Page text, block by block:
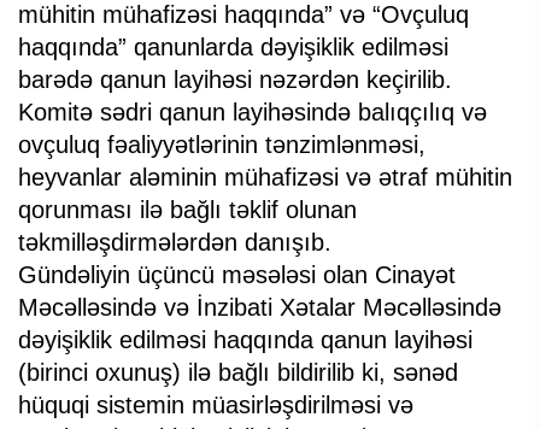
mühitin mühafizəsi haqqında” və “Ovçuluq
haqqında” qanunlarda dəyişiklik edilməsi
barədə qanun layihəsi nəzərdən keçirilib.
Komitə sədri qanun layihəsində balıqçılıq və
ovçuluq fəaliyyətlərinin tənzimlənməsi,
heyvanlar aləminin mühafizəsi və ətraf mühitin
qorunması ilə bağlı təklif olunan
təkmilləşdirmələrdən danışıb.
Gündəliyin üçüncü məsələsi olan Cinayət
Məcəlləsində və İnzibati Xətalar Məcəlləsində
dəyişiklik edilməsi haqqında qanun layihəsi
(birinci oxunuş) ilə bağlı bildirilib ki, sənəd
hüquqi sistemin müasirləşdirilməsi və